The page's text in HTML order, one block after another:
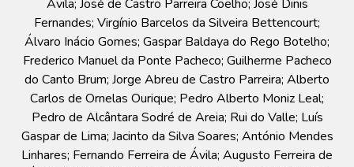
Ávila; José de Castro Parreira Coelho; José Dinis
Fernandes; Virgínio Barcelos da Silveira Bettencourt;
Álvaro Inácio Gomes; Gaspar Baldaya do Rego Botelho;
Frederico Manuel da Ponte Pacheco; Guilherme Pacheco
do Canto Brum; Jorge Abreu de Castro Parreira; Alberto
Carlos de Ornelas Ourique; Pedro Alberto Moniz Leal;
Pedro de Alcântara Sodré de Areia; Rui do Valle; Luís
Gaspar de Lima; Jacinto da Silva Soares; António Mendes
Linhares; Fernando Ferreira de Ávila; Augusto Ferreira de